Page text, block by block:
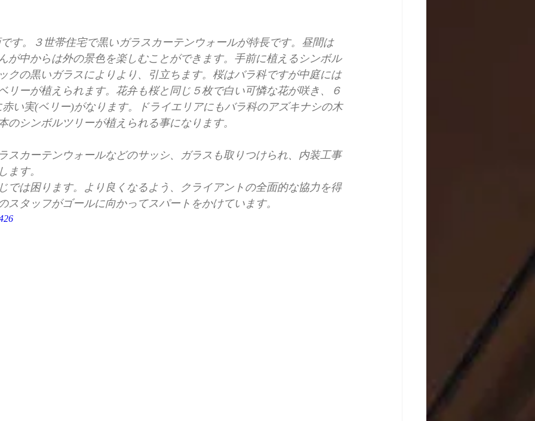
す。３世帯住宅で黒いガラスカーテンウォールが特長です。昼間は
が中からは外の景色を楽しむことができます。手前に植えるシンボル
クの黒いガラスによりより、引立ちます。桜はバラ科ですが中庭には
リーが植えられます。花弁も桜と同じ５枚で白い可憐な花が咲き、６
い実(ベリー)がなります。ドライエリアにもバラ科のアズキナシの木
のシンボルツリーが植えられる事になります。
スカーテンウォールなどのサッシ、ガラスも取りつけられ、内装工事
ます。
では困ります。より良くなるよう、クライアントの全面的な協力を得
スタッフがゴールに向かってスパートをかけています。